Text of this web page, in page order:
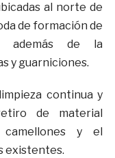
al norte de
de formación de
además de la
y guarniciones.
continua y
de material
y el
existentes.